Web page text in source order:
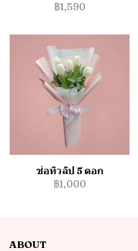
฿1,590
ช่อทิวลิป 5 ดอก
฿1,000
ABOUT